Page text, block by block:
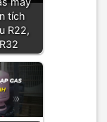
tích
R22,